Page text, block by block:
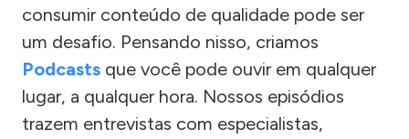
consumir conteúdo de qualidade pode ser
um desafio. Pensando nisso, criamos
Podcasts que você pode ouvir em qualquer
lugar, a qualquer hora. Nossos episódios
trazem entrevistas com especialistas,